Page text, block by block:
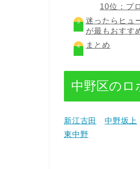
10位：プ
迷ったらヒュ
が最もおすす
まとめ
中野区のロ
新江古田 中野坂上
東中野